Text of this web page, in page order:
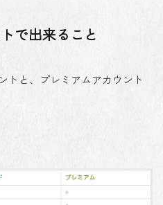
で出来ること
トと、プレミアムアカウント